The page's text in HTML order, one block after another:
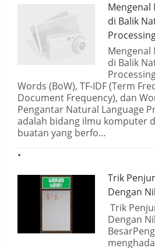
Mengenal
di Balik
Mengenal
di Balik
Words (BoW), TF-IDF (Term
Document Frequency), dan
Pengantar Natural Language
adalah bidang ilmu komputer
buatan yang berfo…
Trik
Dengan
Trik
Dengan